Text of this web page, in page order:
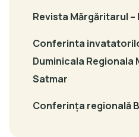
Revista Mărgăritarul –
Conferinta
Duminicala Regionala
Satmar
Conferința regională